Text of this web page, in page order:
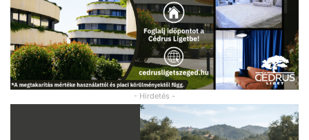
- Hirdetés -